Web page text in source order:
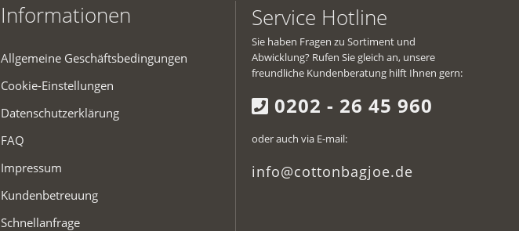
Informationen
Allgemeine Geschäftsbedingungen
Cookie-Einstellungen
Datenschutzerklärung
FAQ
Impressum
Kundenbetreuung
Schnellanfrage
Service Hotline
Sie haben Fragen zu Sortiment und
Abwicklung? Rufen Sie gleich an, unsere
freundliche Kundenberatung hilft Ihnen gern:
0202 - 26 45 960
oder auch via E-mail:
info@cottonbagjoe.de